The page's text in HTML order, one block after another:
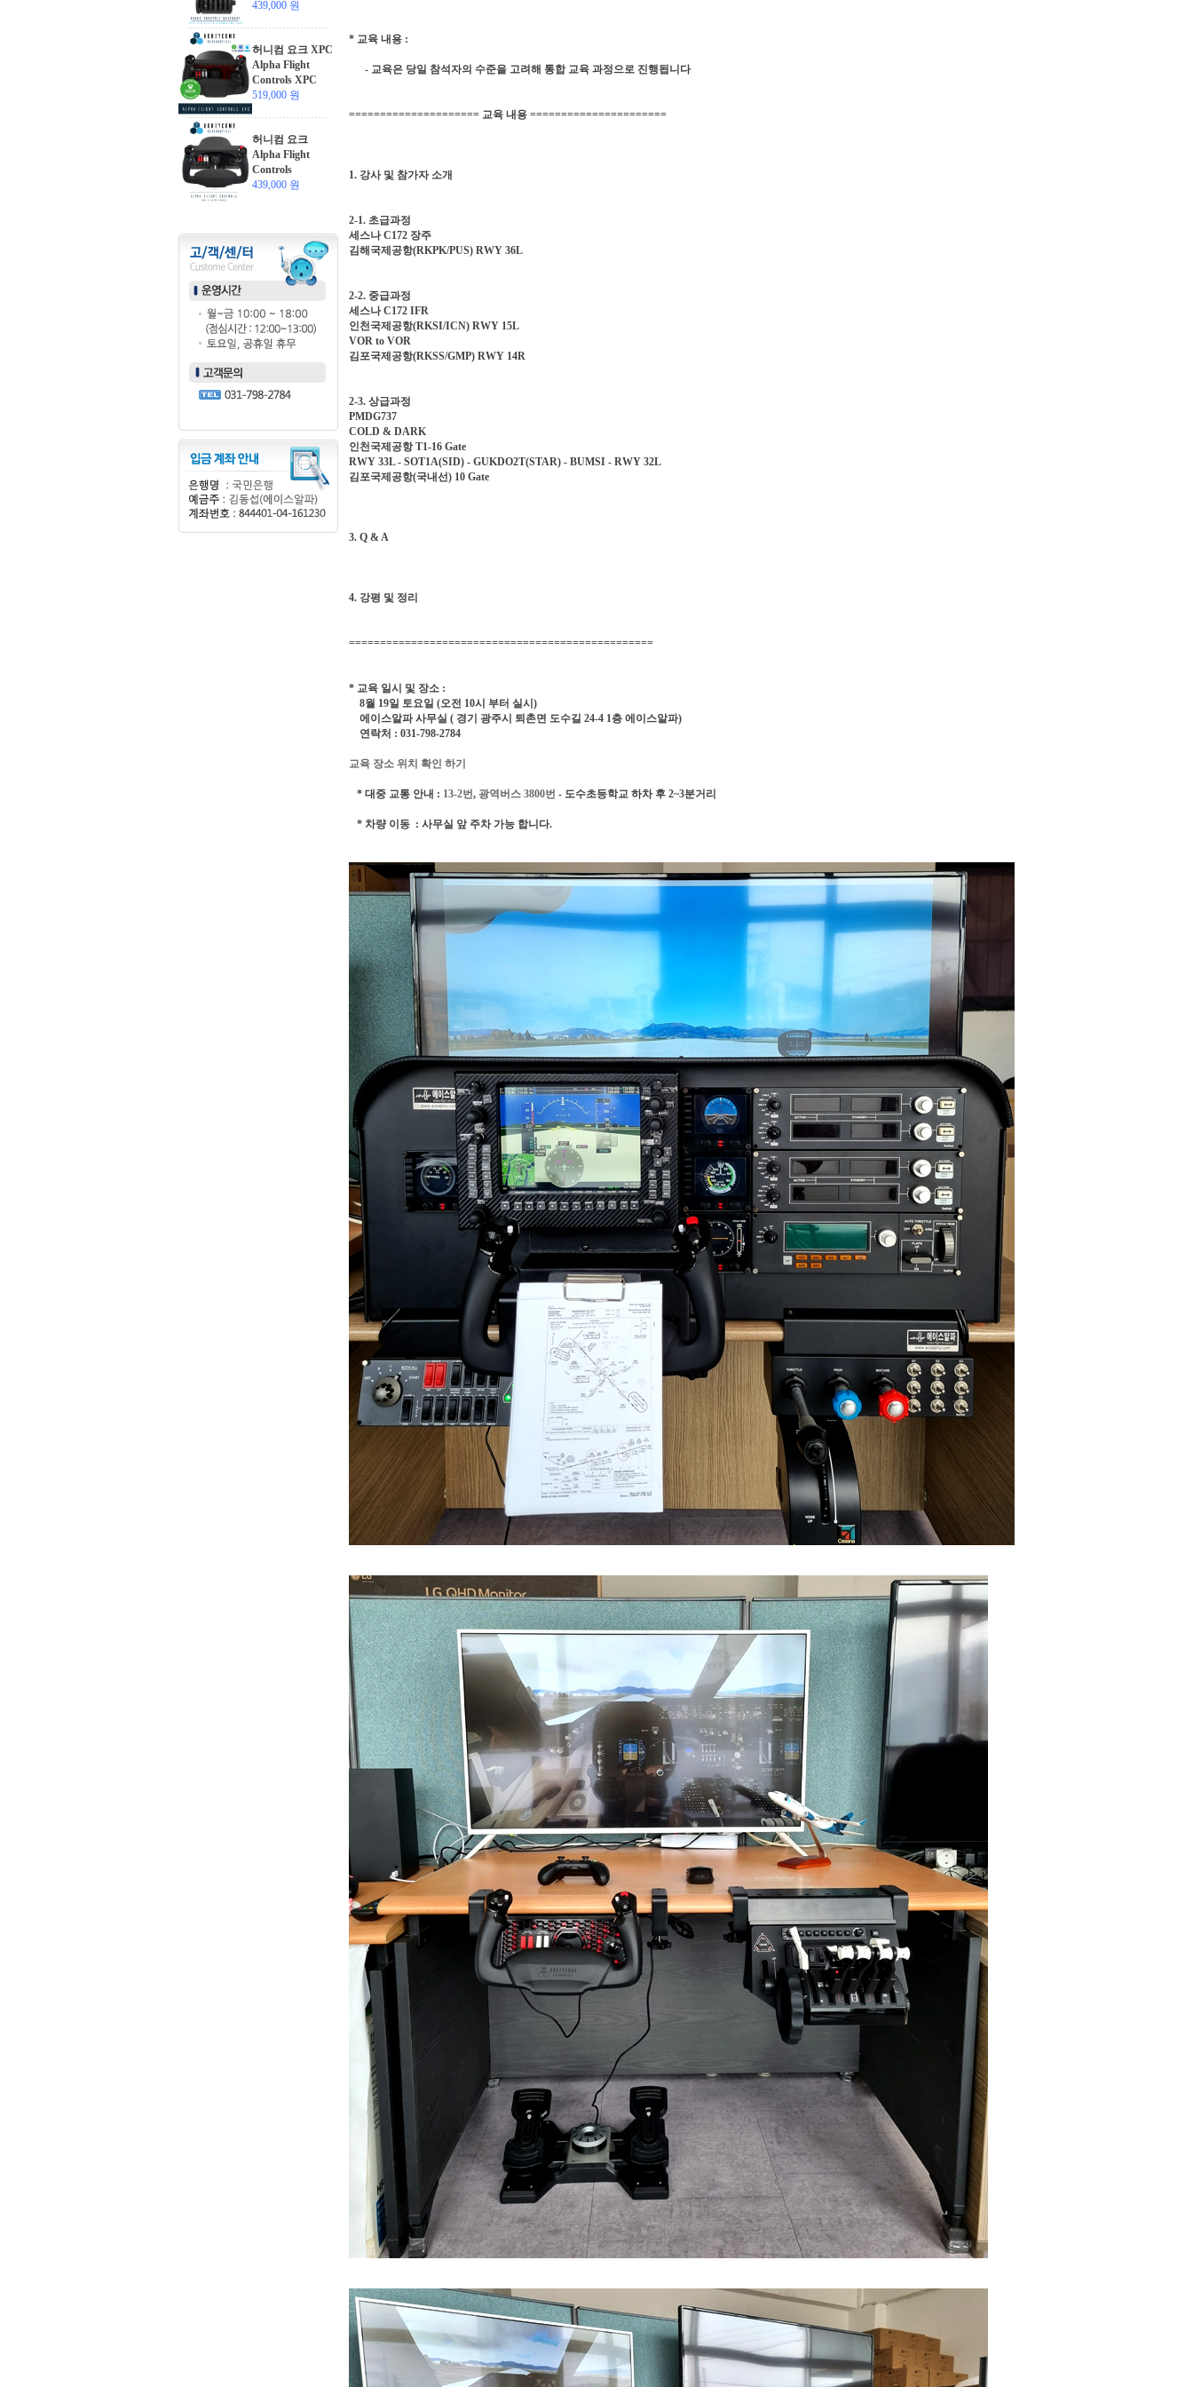
439,000 원
허니컴 요크 XPC
Alpha Flight
Controls XPC
519,000 원
허니컴 요크
Alpha Flight
Controls
439,000 원
* 교육 내용 :
- 교육은 당일 참석자의 수준을 고려해 통합 교육 과정으로 진행됩니다
===================== 교육 내용 ======================
1. 강사 및 참가자 소개
2-1. 초급과정
세스나 C172 장주
김해국제공항(RKPK/PUS) RWY 36L
2-2. 중급과정
세스나 C172 IFR
인천국제공항(RKSI/ICN) RWY 15L
VOR to VOR
김포국제공항(RKSS/GMP) RWY 14R
2-3. 상급과정
PMDG737
COLD & DARK
인천국제공항 T1-16 Gate
RWY 33L - SOT1A(SID) - GUKDO2T(STAR) - BUMSI - RWY 32L
김포국제공항(국내선) 10 Gate
3. Q & A
4. 강평 및 정리
=================================================
* 교육 일시 및 장소 :
8월 19일 토요일 (오전 10시 부터 실시)
에이스알파 사무실 ( 경기 광주시 퇴촌면 도수길 24-4 1층 에이스알파)
연락처 : 031-798-2784
교육 장소 위치 확인 하기
* 대중 교통 안내 : 13-2번, 광역버스 3800번 - 도수초등학교 하차 후 2~3분거리
* 차량 이동 : 사무실 앞 주차 가능 합니다.